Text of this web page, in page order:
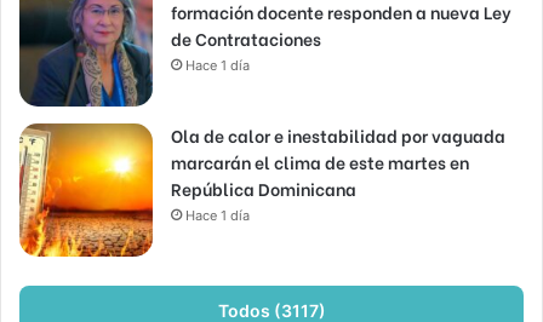
formación docente responden a nueva Ley
de Contrataciones
Hace 1 día
Ola de calor e inestabilidad por vaguada
marcarán el clima de este martes en
República Dominicana
Hace 1 día
Todos (3117)